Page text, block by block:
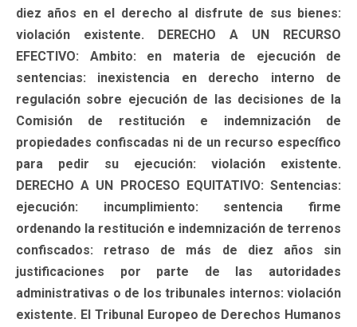
diez años en el derecho al disfrute de sus bienes:
violación existente. DERECHO A UN RECURSO
EFECTIVO: Ambito: en materia de ejecución de
sentencias: inexistencia en derecho interno de
regulación sobre ejecución de las decisiones de la
Comisión de restitución e indemnización de
propiedades confiscadas ni de un recurso específico
para pedir su ejecución: violación existente.
DERECHO A UN PROCESO EQUITATIVO: Sentencias:
ejecución: incumplimiento: sentencia firme
ordenando la restitución e indemnización de terrenos
confiscados: retraso de más de diez años sin
justificaciones por parte de las autoridades
administrativas o de los tribunales internos: violación
existente. El Tribunal Europeo de Derechos Humanos